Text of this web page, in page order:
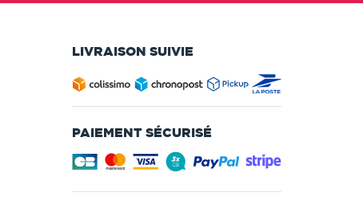
LIVRAISON SUIVIE
PAIEMENT SÉCURISÉ